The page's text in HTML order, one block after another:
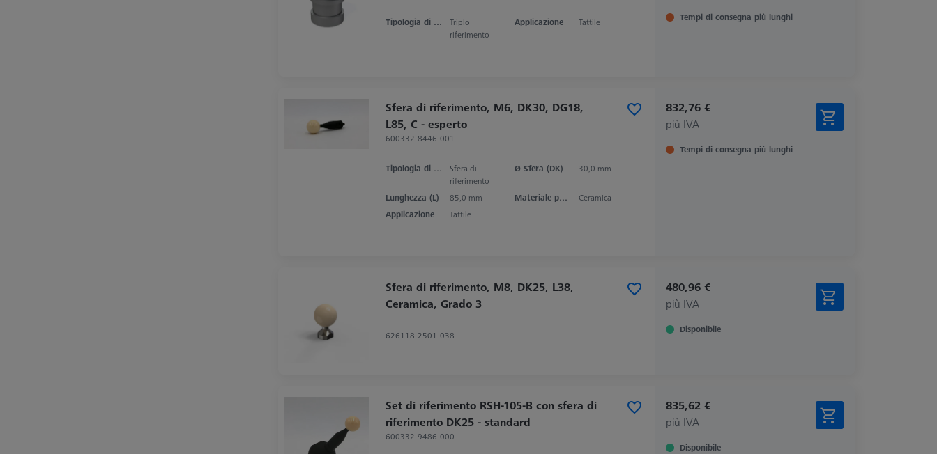
Tipologia di prodotto
Triplo
riferimento
Applicazione Tattile Tempi di consegna più lunghi
Sfera di riferimento, M6, DK30, DG18,
L85, C - esperto
600332-8446-001
Tipologia di prodotto
Sfera di
riferimento
Ø Sfera (DK) 30,0 mm
Lunghezza (L) 85,0 mm Materiale punta dello stilo
Ceramica
Applicazione
Tattile
832,76 €
più IVA
Tempi di consegna più lunghi
Sfera di riferimento, M8, DK25, L38,
Ceramica, Grado 3
626118-2501-038
480,96 €
più IVA
Disponibile
Set di riferimento RSH-105-B con sfera di
riferimento DK25 - standard
600332-9486-000
835,62 €
più IVA
Disponibile